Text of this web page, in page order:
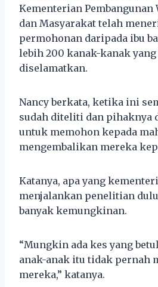
Kementerian Pembangunan
dan Masyarakat telah
permohonan daripada ibu
lebih 200 kanak-kanak
diselamatkan.
Nancy berkata, ketika ini
sudah diteliti dan pihaknya
untuk memohon kepada
mengembalikan mereka
Katanya, apa yang
menjalankan penelitian
banyak kemungkinan.
“Mungkin ada kes yang
anak-anak itu tidak pernah
mereka,” katanya.